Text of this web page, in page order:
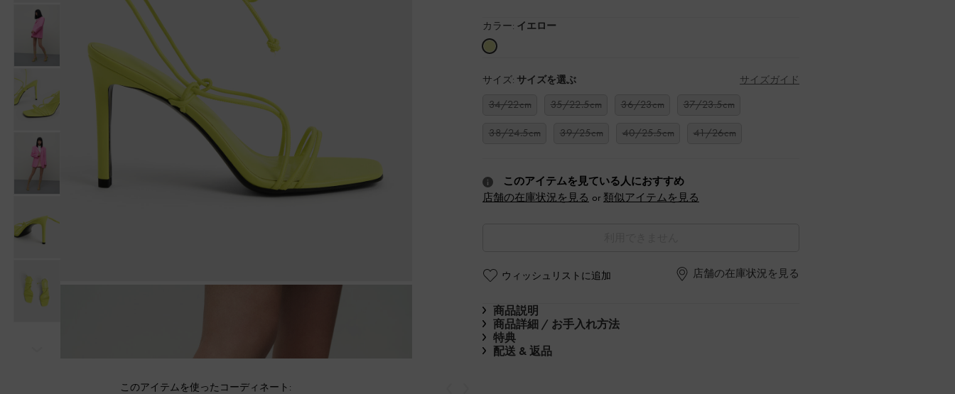
カラー: イエロー
サイズ: サイズを選ぶ サイズガイド
34/22cm 35/22.5cm 36/23cm
37/23.5cm
38/24.5cm
39/25cm 40/25.5cm 41/26cm
このアイテムを見ている人におすすめ
店舗の在庫状況を見る or 類似アイテムを見る
ウィッシュリストに追加 店舗の在庫状況を見る
商品説明
商品詳細 / お手入れ方法
特典
配送 & 返品
このアイテムを使ったコーディネート: